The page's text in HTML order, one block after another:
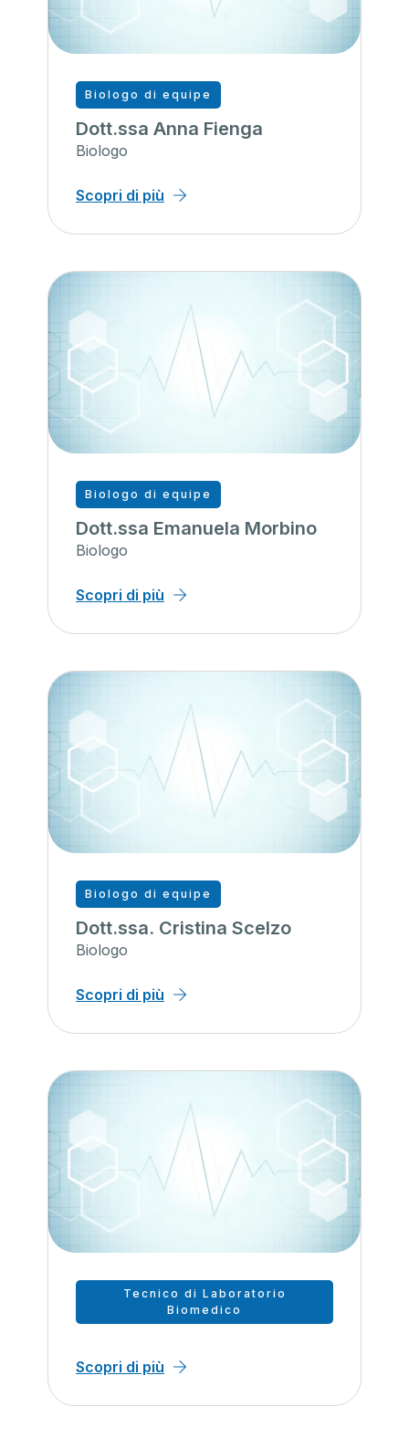
Biologo di equipe
Dott.ssa Anna Fienga
Biologo
Scopri di più
Biologo di equipe
Dott.ssa Emanuela Morbino
Biologo
Scopri di più
Biologo di equipe
Dott.ssa. Cristina Scelzo
Biologo
Scopri di più
Tecnico di Laboratorio
Biomedico
Scopri di più